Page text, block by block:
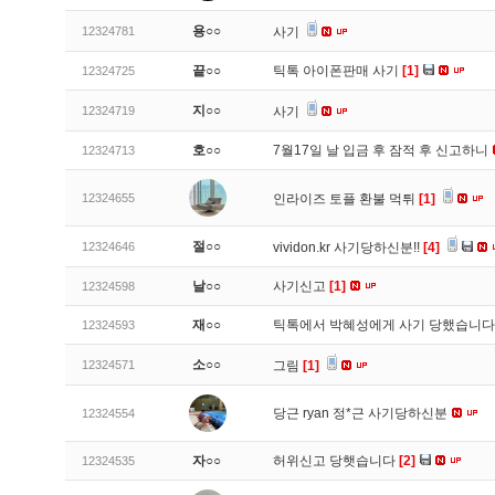
12324781 용○○ 사기
12324725 끝○○ 틱톡 아이폰판매 사기 [1]
12324719 지○○ 사기
12324713 호○○ 7월17일 날 입금 후 잠적 후 신고하니
12324655 인라이즈 토플 환불 먹튀 [1]
12324646 절○○ vividon.kr 사기당하신분!! [4]
12324598 날○○ 사기신고 [1]
12324593 재○○ 틱톡에서 박혜성에게 사기 당했습니다
12324571 소○○ 그림 [1]
12324554 당근 ryan 정*근 사기당하신분
12324535 자○○ 허위신고 당햇습니다 [2]